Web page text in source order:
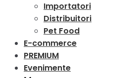
Importatori
Distribuitori
Pet Food
E-commerce
PREMIUM
Evenimente